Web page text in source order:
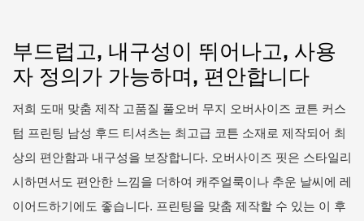
부드럽고, 내구성이 뛰어나고, 사용
자 정의가 가능하며, 편안합니다
저희 도매 맞춤 제작 고품질 풀오버 무지 오버사이즈 코튼 커스
텀 프린팅 남성 후드 티셔츠는 최고급 코튼 소재로 제작되어 최
상의 편안함과 내구성을 보장합니다. 오버사이즈 핏은 스타일리
시하면서도 편안한 느낌을 더하여 캐주얼룩이나 추운 날씨에 레
이어드하기에도 좋습니다. 프린팅을 맞춤 제작할 수 있는 이 후